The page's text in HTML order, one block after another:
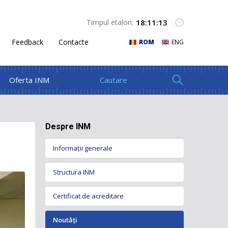
Timpul etalon: 18:11 :14
Feedback Contacte ROM ENG
Oferta INM
Despre INM
Informații generale
Structura INM
Conducerea INM
Certificat de acreditare
Noutăți